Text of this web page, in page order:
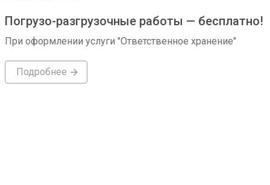
Погрузо-разгрузочные работы — бесплатно!
При оформлении услуги "Ответственное хранение"
Подробнее